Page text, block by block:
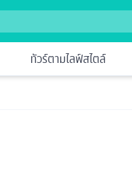
ทัวร์ตามไลฟ์สไตล์